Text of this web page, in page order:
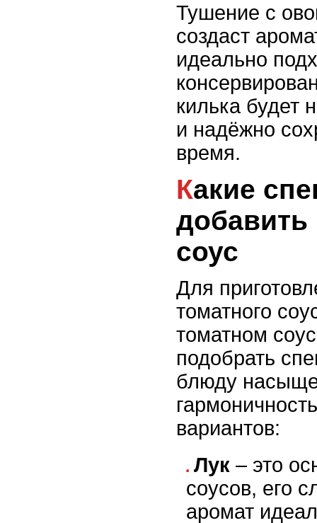
Тушение с
создаст
идеально
килька будет
и надёжно
время.
Какие специи лучше
соус
Для
томатного
томатном
подобрать
блюду
вариантов:
Лук – это
соусов, его
аромат